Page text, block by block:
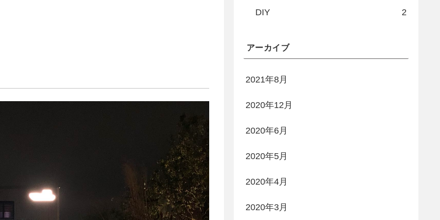
DIY 2
アーカイブ
2021年8月
2020年12月
2020年6月
2020年5月
2020年4月
2020年3月